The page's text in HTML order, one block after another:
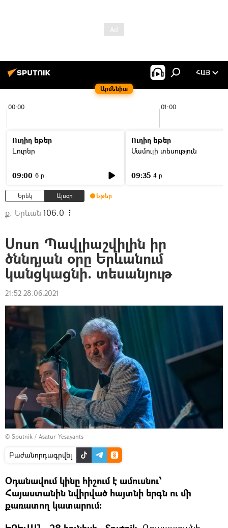
Արմենիա
ՀԱՅ
00:00 01:00
Ուղիղ եթեր
Լուրեր
09:00 6 ր
Ուղիղ եթեր
Մամուլի տեսություն
09:35 4 ր
Երեկ Այսօր Եթեր
ք. Երևան 106.0
Սոսո Պավլիաշվիլին իր
ծննդյան օրը Երևանում
կանցկացնի. տեսանյութ
21:52 28.06.2021
© Sputnik / Asatur Yesayants
Բաժանորդագրվել
Օդանավում կինը հիշում է ամուսնու՝
Հայաստանին նվիրված հայտնի երգն ու մի
քառատող կատարում։